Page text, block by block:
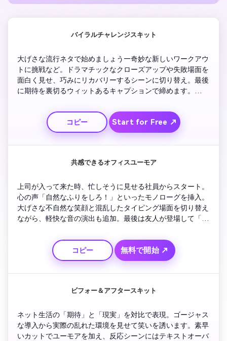
バイラルチャレンジスキット
大げさな流行ネタで始めましょう—奇妙な新しいワークアウ
トに挑戦など。ドラマチックなクローズアップや失敗場面を
面白く見せ、巧みにリカバリーするシーンに切り替え。最後
に期待を裏切るウィットあるキャプションで締めます。
バックミュージックでコメディのタイミングを盛り上げまし
ょう。個性をアピールしつつ流行に参加できる理想的な方法
コピー Start for Free ↗
共感できるオフィスユーモア
上司が入って来た時、忙しそうに見せる社員からスタート。
心の声「自然なふりをしろ！」といったモノローグを挿入。
大げさな不自然な笑顔と混乱したタイピング場面を切り替え
ながら、軽快な音の演出も追加。最後は友人が登場して「週
向けの職場コメディに最適です。
コピー
無料で開始 ↗
ビフォー＆アフタースキット
ネット生活の「期待」と「現実」を対比で表現。ゴージャス
な導入から実際の乱れた環境を見せて笑いを誘います。素早
いカットでユーモアを加え、反応シーンにはテキストオーバ